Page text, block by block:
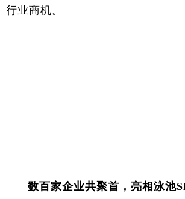
行业商机。
数百家企业共聚首，亮相泳池